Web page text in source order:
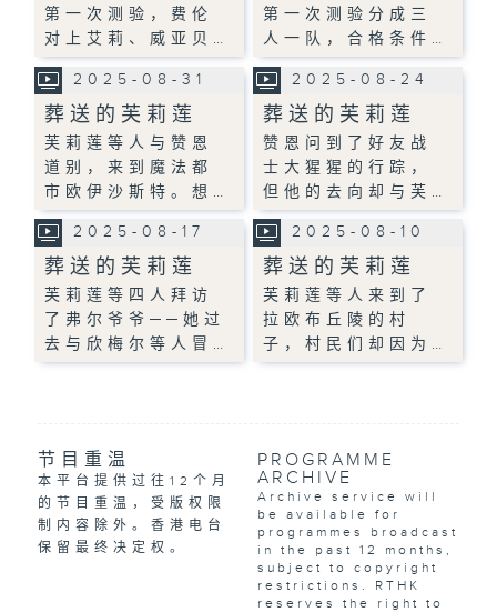
第一次测验，费伦
对上艾莉、威亚贝…
第一次测验分成三
人一队，合格条件…
2025-08-31
葬送的芙莉莲
芙莉莲等人与赞恩
道别，来到魔法都
市欧伊沙斯特。想…
2025-08-24
葬送的芙莉莲
赞恩问到了好友战
士大猩猩的行踪，
但他的去向却与芙…
2025-08-17
葬送的芙莉莲
芙莉莲等四人拜访
了弗尔爷爷──她过
去与欣梅尔等人冒…
2025-08-10
葬送的芙莉莲
芙莉莲等人来到了
拉欧布丘陵的村
子，村民们却因为…
节目重温
本平台提供过往12个月
的节目重温，受版权限
制内容除外。香港电台
保留最终决定权。
PROGRAMME
ARCHIVE
Archive service will
be available for
programmes broadcast
in the past 12 months,
subject to copyright
restrictions. RTHK
reserves the right to